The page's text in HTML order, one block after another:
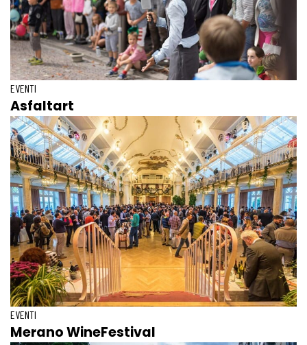
EVENTI
Asfaltart
EVENTI
Merano WineFestival